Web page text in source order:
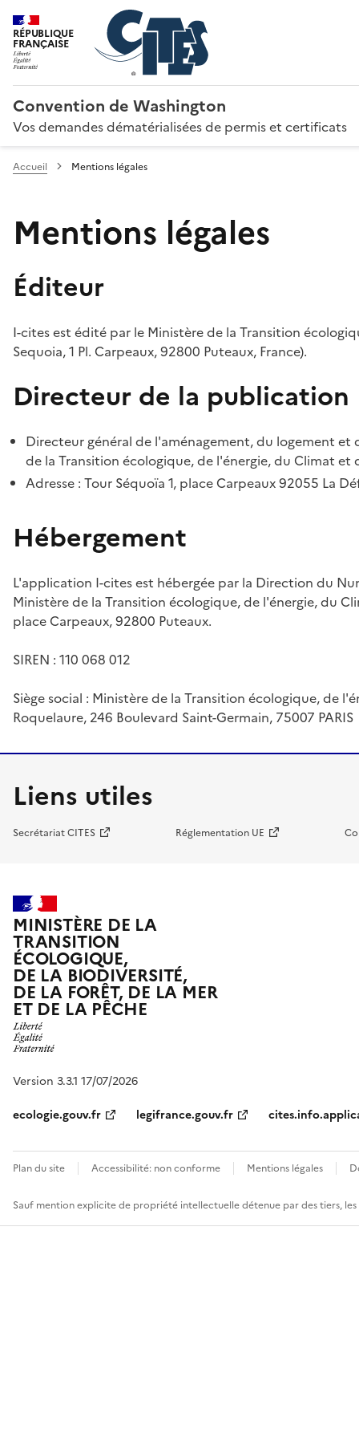
RÉPUBLIQUE
FRANÇAISE
Convention de Washington
Vos demandes dématérialisées de permis et certificats
Accueil Mentions légales
Mentions légales
Éditeur
I-cites est édité par le Ministère de la Transition
Sequoia, 1 Pl. Carpeaux, 92800 Puteaux, France).
Directeur de la publication
Directeur général de l'aménagement, du logement
de la Transition écologique, de l'énergie, du Climat et
Adresse : Tour Séquoïa 1, place Carpeaux 92055 La
Hébergement
L'application I-cites est hébergée par la Direction du
Ministère de la Transition écologique, de l'énergie, du
place Carpeaux, 92800 Puteaux.
SIREN : 110 068 012
Siège social : Ministère de la Transition écologique, de
Roquelaure, 246 Boulevard Saint-Germain, 75007 PARIS
Liens utiles
Secrétariat CITES Réglementation UE
MINISTÈRE DE LA
TRANSITION
ÉCOLOGIQUE,
DE LA BIODIVERSITÉ,
DE LA FORÊT, DE LA MER
ET DE LA PÊCHE
Version 3.3.1 17/07/2026
ecologie.gouv.fr
legifrance.gouv.fr
Plan du site Accessibilité: non conforme Mentions légales
Sauf mention explicite de propriété intellectuelle détenue par des tiers,